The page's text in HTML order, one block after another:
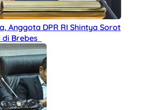
Anggota DPR RI Shintya Sorot
Brebes